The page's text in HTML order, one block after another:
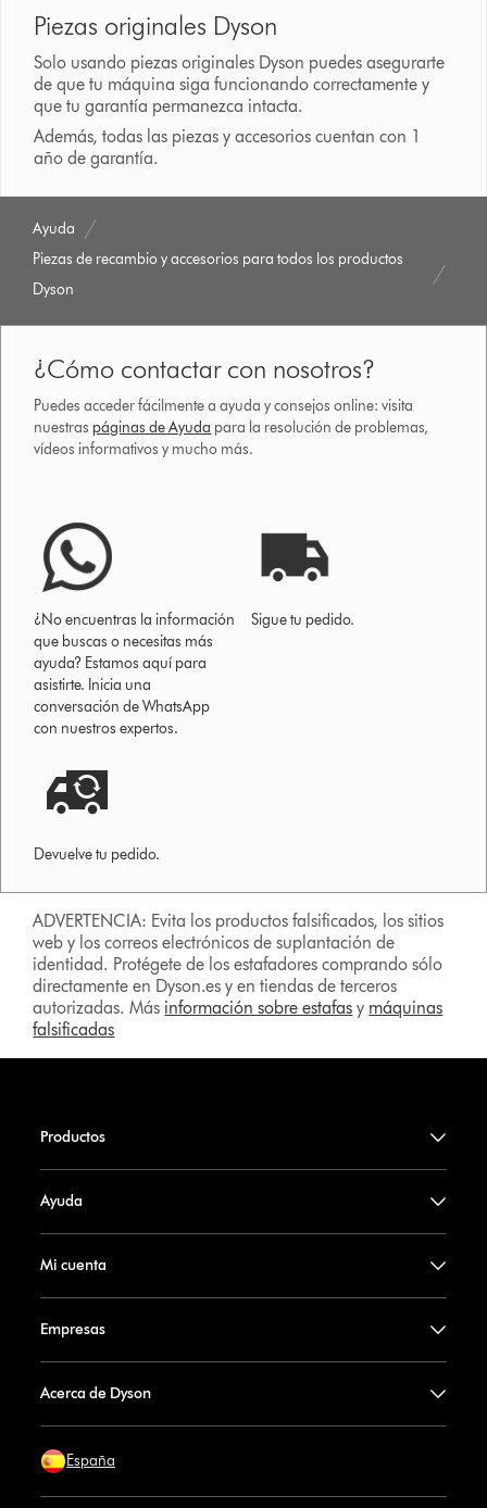
Piezas originales Dyson
Solo usando piezas originales Dyson puedes asegurarte
de que tu máquina siga funcionando correctamente y
que tu garantía permanezca intacta.
Además, todas las piezas y accesorios cuentan con 1
año de garantía.
Ayuda
Piezas de recambio y accesorios para todos los productos
Dyson
¿Cómo contactar con nosotros?
Puedes acceder fácilmente a ayuda y consejos online: visita
nuestras páginas de Ayuda para la resolución de problemas,
vídeos informativos y mucho más.
¿No encuentras la información
que buscas o necesitas más
ayuda? Estamos aquí para
asistirte. Inicia una
conversación de WhatsApp
con nuestros expertos.
Sigue tu pedido.
Devuelve tu pedido.
ADVERTENCIA: Evita los productos falsificados, los sitios
web y los correos electrónicos de suplantación de
identidad. Protégete de los estafadores comprando sólo
directamente en Dyson.es y en tiendas de terceros
autorizadas. Más información sobre estafas y máquinas
falsificadas
Productos
Ayuda
Mi cuenta
Empresas
Acerca de Dyson
España